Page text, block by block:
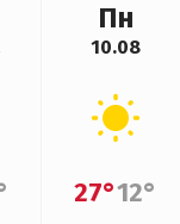
Пн
10.08
27°12°